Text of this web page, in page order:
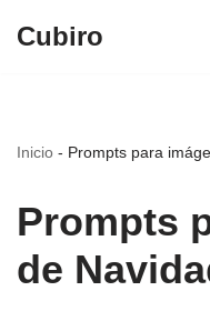
Cubiro
Inicio - Prompts para
Prompts
de